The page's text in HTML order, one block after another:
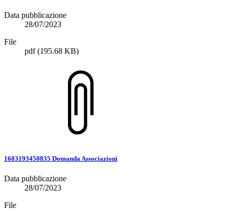
Data pubblicazione
28/07/2023
File
pdf(195.68 KB)
1683193450835 Domanda Associazioni
Data pubblicazione
28/07/2023
File